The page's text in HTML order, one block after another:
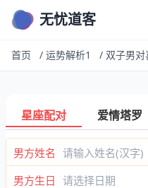
无忧道客
首页 / 运势解析1 /
星座配对 爱情塔罗
男方姓名
男方生日